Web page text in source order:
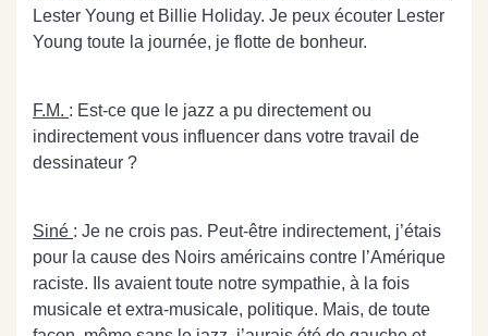
Lester Young et Billie Holiday. Je peux écouter Lester
Young toute la journée, je flotte de bonheur.
F.M. : Est-ce que le jazz a pu directement ou
indirectement vous influencer dans votre travail de
dessinateur ?
Siné : Je ne crois pas. Peut-être indirectement, j’étais
pour la cause des Noirs américains contre l’Amérique
raciste. Ils avaient toute notre sympathie, à la fois
musicale et extra-musicale, politique. Mais, de toute